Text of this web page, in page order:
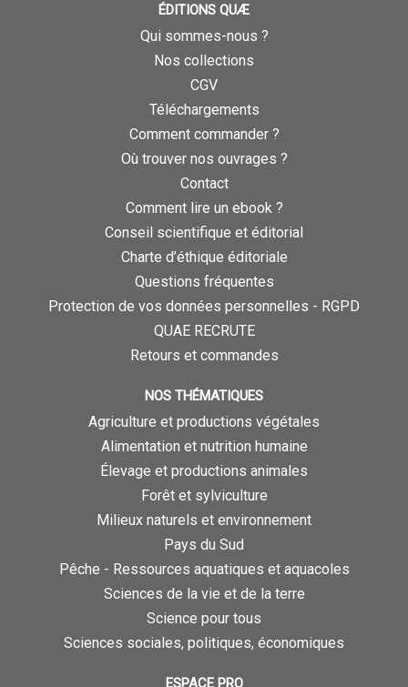
ÉDITIONS QUÆ
Qui sommes-nous ?
Nos collections
CGV
Téléchargements
Comment commander ?
Où trouver nos ouvrages ?
Contact
Comment lire un ebook ?
Conseil scientifique et éditorial
Charte d’éthique éditoriale
Questions fréquentes
Protection de vos données personnelles - RGPD
QUAE RECRUTE
Retours et commandes
NOS THÉMATIQUES
Agriculture et productions végétales
Alimentation et nutrition humaine
Élevage et productions animales
Forêt et sylviculture
Milieux naturels et environnement
Pays du Sud
Pêche - Ressources aquatiques et aquacoles
Sciences de la vie et de la terre
Science pour tous
Sciences sociales, politiques, économiques
ESPACE PRO